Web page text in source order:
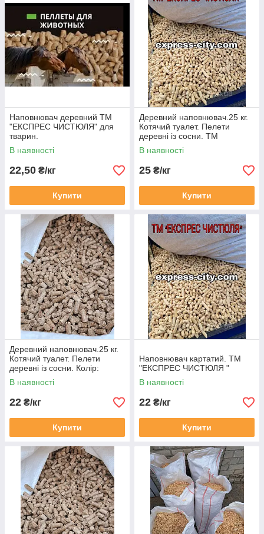
Наповнювач деревний ТМ
"ЕКСПРЕС ЧИСТЮЛЯ" для
тварин.
В наявності
22,50 ₴/кг
Купити
Деревний наповнювач.25 кг.
Котячий туалет. Пелети
деревні із сосни. ТМ
"ЕКСПРЕС ЧИСТЮЛЯ"
паковання 25 кг.
В наявності
25 ₴/кг
Купити
Деревний наповнювач.25 кг.
Котячий туалет. Пелети
деревні із сосни. Колір:
Сірий. ( упаковка 25кг).
В наявності
22 ₴/кг
Купити
Наповнювач картатий. ТМ
"ЕКСПРЕС ЧИСТЮЛЯ "
В наявності
22 ₴/кг
Купити